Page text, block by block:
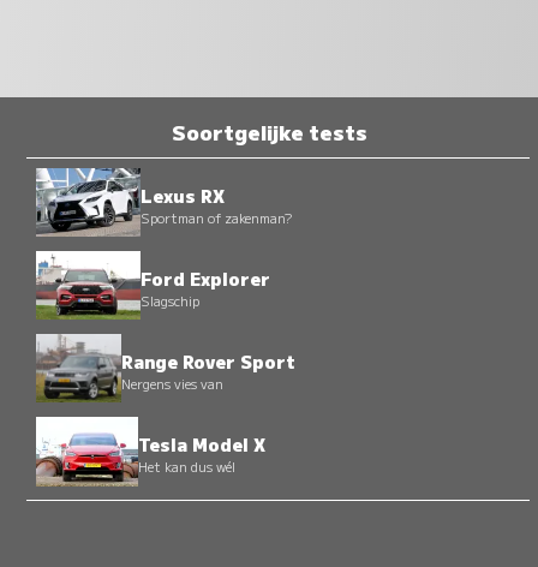
Soortgelijke tests
Lexus RX
Sportman of zakenman?
Ford Explorer
Slagschip
Range Rover Sport
Nergens vies van
Tesla Model X
Het kan dus wél